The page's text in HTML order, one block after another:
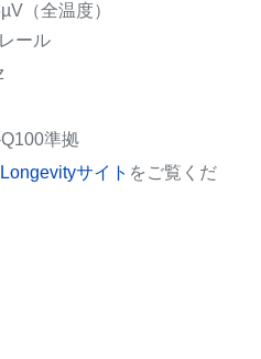
度）
ール
準拠
Longevityサイト をご覧くだ